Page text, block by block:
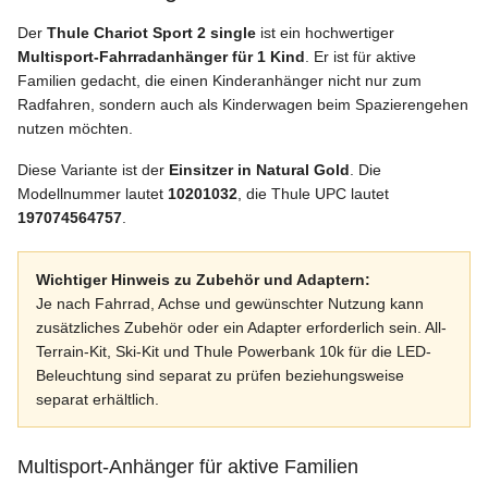
Der Thule Chariot Sport 2 single ist ein hochwertiger
Multisport-Fahrradanhänger für 1 Kind . Er ist für aktive
Familien gedacht, die einen Kinderanhänger nicht nur zum
Radfahren, sondern auch als Kinderwagen beim Spazierengehen
nutzen möchten.
Diese Variante ist der Einsitzer in Natural Gold . Die
Modellnummer lautet 10201032 , die Thule UPC lautet
197074564757
Wichtiger Hinweis zu Zubehör und Adaptern:
Je nach Fahrrad, Achse und gewünschter Nutzung kann
zusätzliches Zubehör oder ein Adapter erforderlich sein. All-
Terrain-Kit, Ski-Kit und Thule Powerbank 10k für die LED-
Beleuchtung sind separat zu prüfen beziehungsweise
separat erhältlich.
Multisport-Anhänger für aktive Familien